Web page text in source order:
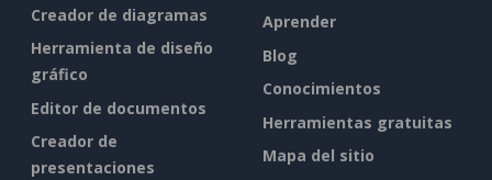
Creador de diagramas
Herramienta de diseño
gráfico
Editor de documentos
Creador de
presentaciones
Aprender
Blog
Conocimientos
Herramientas gratuitas
Mapa del sitio